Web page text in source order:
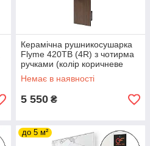
Керамічна рушникосушарка
Flyme 420ТB (4R) з чотирма
ручками (колір коричневе
дерево)
Немає в наявності
5 550 ₴
до 5 м²